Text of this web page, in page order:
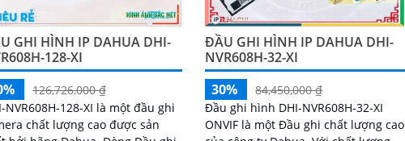
GHI HÌNH IP DAHUA DHI-
128-XI
126,726,000 ₫
NVR608H-128-XI là một đầu ghi
chất lượng cao được sản
ĐẦU GHI HÌNH IP DAHUA DHI-
NVR608H-32-XI
30%
84,450,000 ₫
Đầu ghi hình DHI-NVR608H-32-XI
ONVIF là một Đầu ghi chất lượng cao